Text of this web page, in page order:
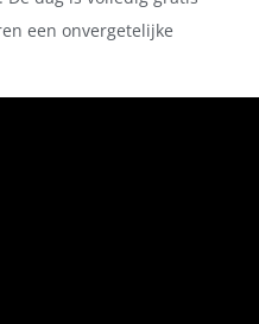
een onvergetelijke